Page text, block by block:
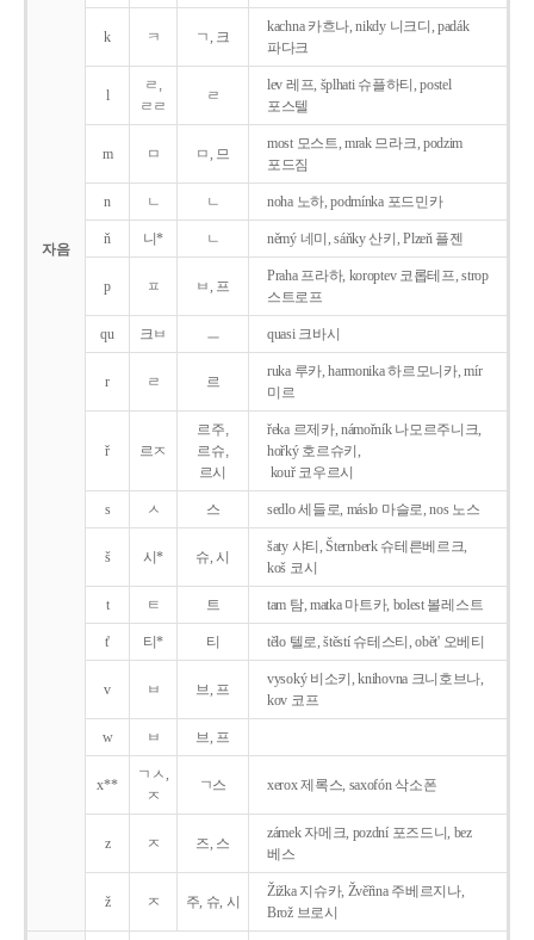
자음
k ㅋ ㄱ, 크
kachna 카흐나, nikdy 니크디, padák
파다크
l
ㄹ,
ㄹㄹ
ㄹ
lev 레프, šplhati 슈플하티, postel
포스텔
m ㅁ ㅁ, 므
most 모스트, mrak 므라크, podzim
포드짐
n ㄴ ㄴ noha 노하, podmínka 포드민카
ň 니* ㄴ němý 네미, sáňky 산키, Plzeň 플젠
p ㅍ ㅂ, 프
Praha 프라하, koroptev 코롭테프, strop
스트로프
qu 크ㅂ ㅡ quasi 크바시
r ㄹ 르
ruka 루카, harmonika 하르모니카, mír
미르
ř 르ㅈ
르주,
르슈,
르시
řeka 르제카, námořník 나모르주니크,
hořký 호르슈키,
kouř 코우르시
s ㅅ 스 sedlo 세들로, máslo 마슬로, nos 노스
š 시* 슈, 시
šaty 샤티, Šternberk 슈테른베르크,
koš 코시
t ㅌ 트 tam 탐, matka 마트카, bolest 볼레스트
t' 티* 티 tělo 텔로, štěstí 슈테스티, obět' 오베티
v ㅂ 브, 프
vysoký 비소키, knihovna 크니호브나,
kov 코프
w ㅂ 브, 프
x**
ㄱㅅ,
ㅈ
ㄱ스 xerox 제록스, saxofón 삭소폰
z ㅈ 즈, 스
zámek 자메크, pozdní 포즈드니, bez
베스
ž ㅈ 주, 슈, 시
Žižka 지슈카, Žvěřina 주베르지나,
Brož 브로시